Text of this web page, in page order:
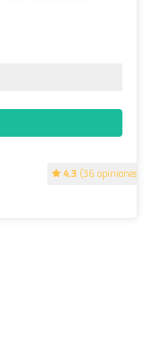
4.3 (36 opiniones)